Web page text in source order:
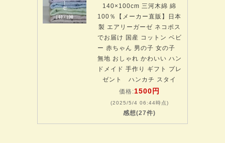
140×100cm 三河木綿 綿
100％【メーカー直販】日本
製 エアリーガーゼ ネコポス
でお届け 国産 コットン ベビ
ー 赤ちゃん 男の子 女の子
無地 おしゃれ かわいい ハン
ドメイド 手作り ギフト プレ
ゼント ハンカチ スタイ
価格:1500円
(2025/5/4 06:44時点)
感想(27件)